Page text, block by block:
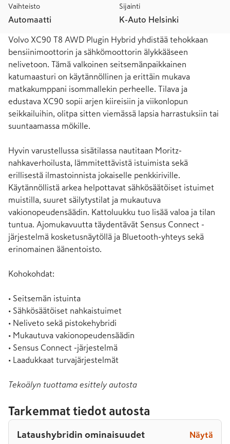
Vaihteisto
Automaatti
Sijainti
K-Auto Helsinki
Volvo XC90 T8 AWD Plugin Hybrid yhdistää tehokkaan
bensiinimoottorin ja sähkömoottorin älykkääseen
nelivetoon. Tämä valkoinen seitsemänpaikkainen
katumaasturi on käytännöllinen ja erittäin mukava
matkakumppani isommallekin perheelle. Tilava ja
edustava XC90 sopii arjen kiireisiin ja viikonlopun
seikkailuihin, olitpa sitten viemässä lapsia harrastuksiin tai
suuntaamassa mökille.
Hyvin varustellussa sisätilassa nautitaan Moritz-
nahkaverhoilusta, lämmitettävistä istuimista sekä
erillisestä ilmastoinnista jokaiselle penkkiriville.
Käytännöllistä arkea helpottavat sähkösäätöiset istuimet
muistilla, suuret säilytystilat ja mukautuva
vakionopeudensäädin. Kattoluukku tuo lisää valoa ja tilan
tuntua. Ajomukavuutta täydentävät Sensus Connect -
järjestelmä kosketusnäytöllä ja Bluetooth-yhteys sekä
erinomainen äänentoisto.
Kohokohdat:
• Seitsemän istuinta
• Sähkösäätöiset nahkaistuimet
• Neliveto sekä pistokehybridi
• Mukautuva vakionopeudensäädin
• Sensus Connect -järjestelmä
• Laadukkaat turvajärjestelmät
Tekoälyn tuottama esittely autosta
Tarkemmat tiedot autosta
Lataushybridin ominaisuudet Näytä